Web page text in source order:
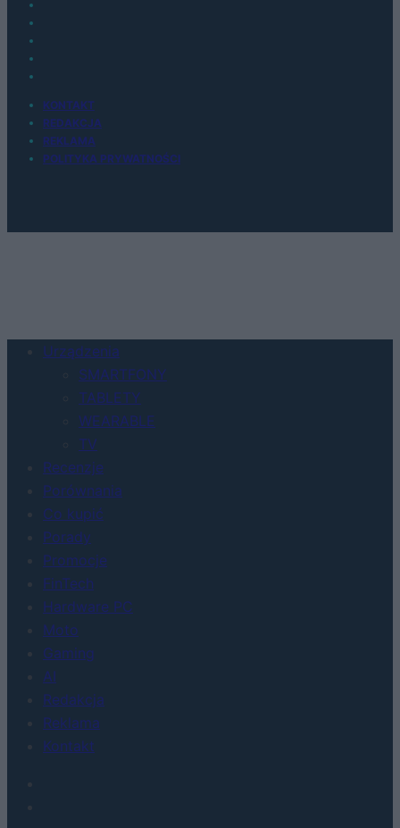
KONTAKT
REDAKCJA
REKLAMA
POLITYKA PRYWATNOŚCI
Urządzenia
SMARTFONY
TABLETY
WEARABLE
TV
Recenzje
Porównania
Co kupić
Porady
Promocje
FinTech
Hardware PC
Moto
Gaming
AI
Redakcja
Reklama
Kontakt